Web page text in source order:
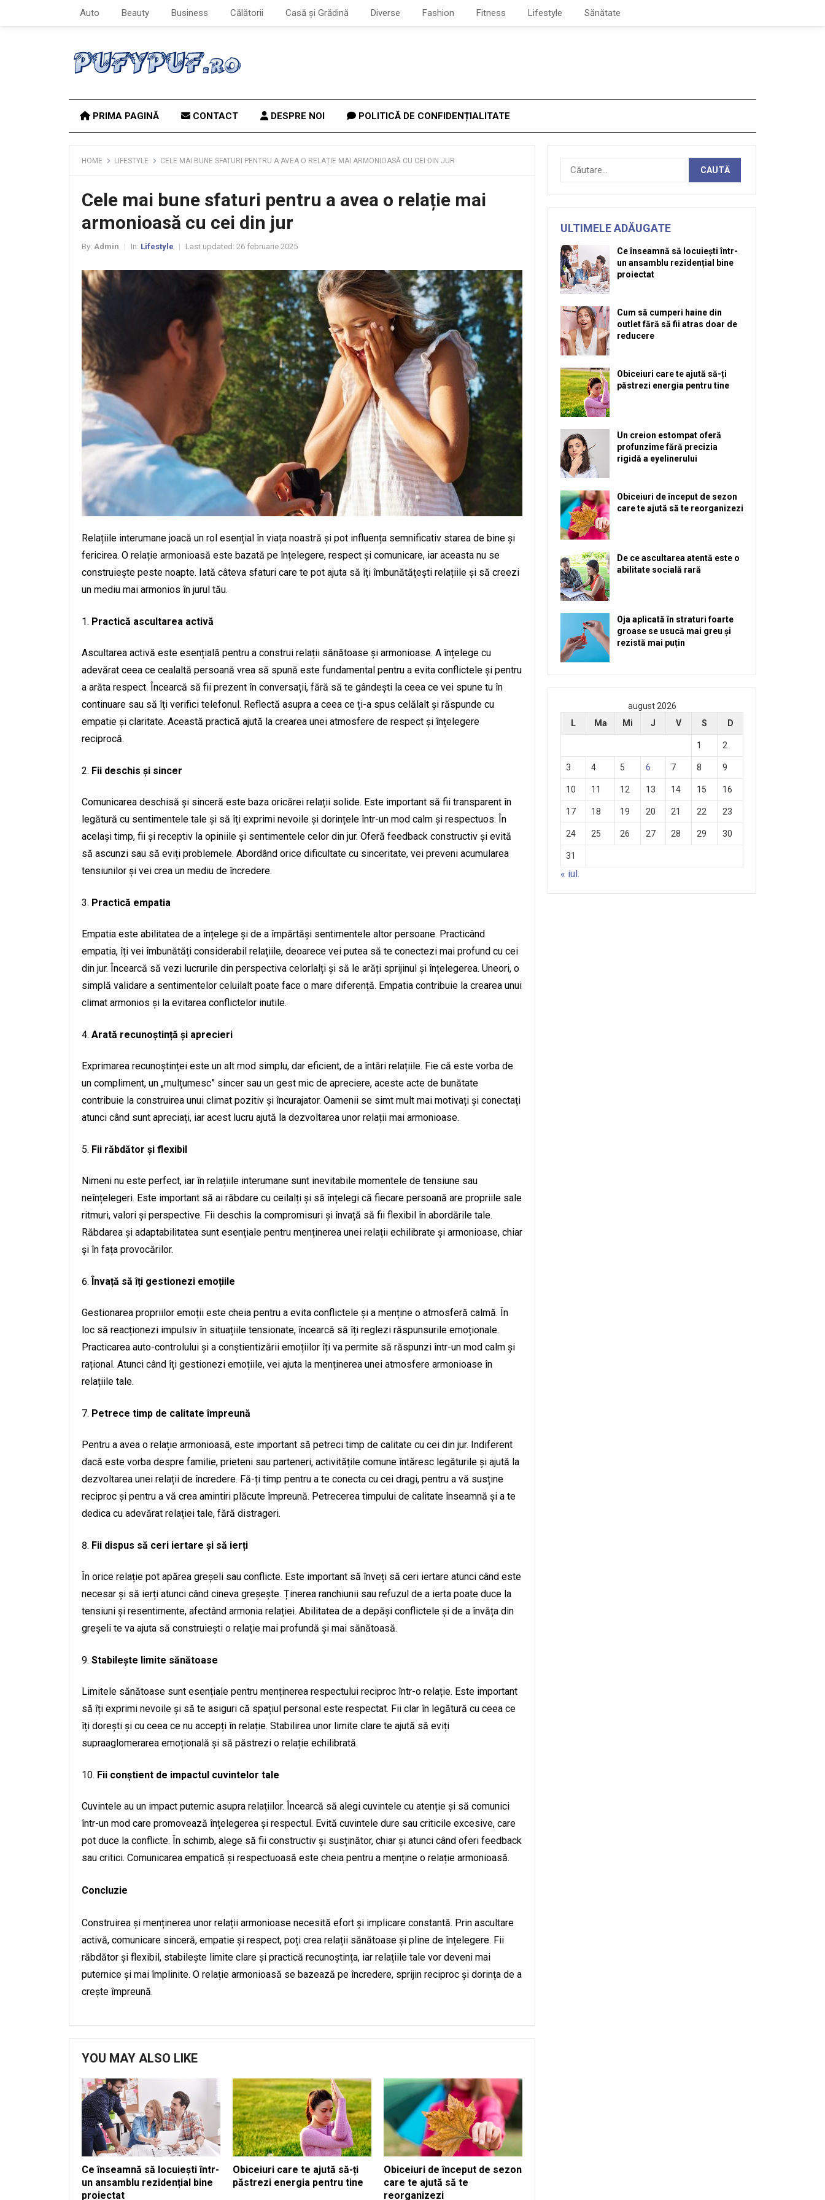
Auto Beauty Business Călătorii Casă și Grădină Diverse Fashion Fitness Lifestyle Sănătate
PRIMA PAGINĂ CONTACT DESPRE NOI POLITICĂ DE CONFIDENȚIALITATE
HOME LIFESTYLE CELE MAI BUNE SFATURI PENTRU A AVEA O RELAȚIE MAI ARMONIOASĂ CU CEI DIN JUR
Cele mai bune sfaturi pentru a avea o relație mai
armonioasă cu cei din jur
By: Admin In: Lifestyle Last updated: 26 februarie 2025
Relațiile interumane joacă un rol esențial în viața noastră și pot influența semnificativ starea de bine și
fericirea. O relație armonioasă este bazată pe înțelegere, respect și comunicare, iar aceasta nu se
construiește peste noapte. Iată câteva sfaturi care te pot ajuta să îți îmbunătățești relațiile și să creezi
un mediu mai armonios în jurul tău.
Practică ascultarea activă
Ascultarea activă este esențială pentru a construi relații sănătoase și armonioase. A înțelege cu
adevărat ceea ce cealaltă persoană vrea să spună este fundamental pentru a evita conflictele și pentru
a arăta respect. Încearcă să fii prezent în conversații, fără să te gândești la ceea ce vei spune tu în
continuare sau să îți verifici telefonul. Reflectă asupra a ceea ce ți-a spus celălalt și răspunde cu
empatie și claritate. Această practică ajută la crearea unei atmosfere de respect și înțelegere
reciprocă.
Fii deschis și sincer
Comunicarea deschisă și sinceră este baza oricărei relații solide. Este important să fii transparent în
legătură cu sentimentele tale și să îți exprimi nevoile și dorințele într-un mod calm și respectuos. În
același timp, fii și receptiv la opiniile și sentimentele celor din jur. Oferă feedback constructiv și evită
să ascunzi sau să eviți problemele. Abordând orice dificultate cu sinceritate, vei preveni acumularea
tensiunilor și vei crea un mediu de încredere.
Practică empatia
Empatia este abilitatea de a înțelege și de a împărtăși sentimentele altor persoane. Practicând
empatia, îți vei îmbunătăți considerabil relațiile, deoarece vei putea să te conectezi mai profund cu cei
din jur. Încearcă să vezi lucrurile din perspectiva celorlalți și să le arăți sprijinul și înțelegerea. Uneori, o
simplă validare a sentimentelor celuilalt poate face o mare diferență. Empatia contribuie la crearea unui
climat armonios și la evitarea conflictelor inutile.
Arată recunoștință și aprecieri
Exprimarea recunoștinței este un alt mod simplu, dar eficient, de a întări relațiile. Fie că este vorba de
un compliment, un „mulțumesc” sincer sau un gest mic de apreciere, aceste acte de bunătate
contribuie la construirea unui climat pozitiv și încurajator. Oamenii se simt mult mai motivați și conectați
atunci când sunt apreciați, iar acest lucru ajută la dezvoltarea unor relații mai armonioase.
Fii răbdător și flexibil
Nimeni nu este perfect, iar în relațiile interumane sunt inevitabile momentele de tensiune sau
neînțelegeri. Este important să ai răbdare cu ceilalți și să înțelegi că fiecare persoană are propriile sale
ritmuri, valori și perspective. Fii deschis la compromisuri și învață să fii flexibil în abordările tale.
Răbdarea și adaptabilitatea sunt esențiale pentru menținerea unei relații echilibrate și armonioase, chiar
și în fața provocărilor.
Învață să îți gestionezi emoțiile
Gestionarea propriilor emoții este cheia pentru a evita conflictele și a menține o atmosferă calmă. În
loc să reacționezi impulsiv în situațiile tensionate, încearcă să îți reglezi răspunsurile emoționale.
Practicarea auto-controlului și a conștientizării emoțiilor îți va permite să răspunzi într-un mod calm și
rațional. Atunci când îți gestionezi emoțiile, vei ajuta la menținerea unei atmosfere armonioase în
relațiile tale.
Petrece timp de calitate împreună
Pentru a avea o relație armonioasă, este important să petreci timp de calitate cu cei din jur. Indiferent
dacă este vorba despre familie, prieteni sau parteneri, activitățile comune întăresc legăturile și ajută la
dezvoltarea unei relații de încredere. Fă-ți timp pentru a te conecta cu cei dragi, pentru a vă susține
reciproc și pentru a vă crea amintiri plăcute împreună. Petrecerea timpului de calitate înseamnă și a te
dedica cu adevărat relației tale, fără distrageri.
Fii dispus să ceri iertare și să ierți
În orice relație pot apărea greșeli sau conflicte. Este important să înveți să ceri iertare atunci când este
necesar și să ierți atunci când cineva greșește. Ținerea ranchiunii sau refuzul de a ierta poate duce la
tensiuni și resentimente, afectând armonia relației. Abilitatea de a depăși conflictele și de a învăța din
greșeli te va ajuta să construiești o relație mai profundă și mai sănătoasă.
Stabilește limite sănătoase
Limitele sănătoase sunt esențiale pentru menținerea respectului reciproc într-o relație. Este important
să îți exprimi nevoile și să te asiguri că spațiul personal este respectat. Fii clar în legătură cu ceea ce
îți dorești și cu ceea ce nu accepți în relație. Stabilirea unor limite clare te ajută să eviți
supraaglomerarea emoțională și să păstrezi o relație echilibrată.
Fii conștient de impactul cuvintelor tale
Cuvintele au un impact puternic asupra relațiilor. Încearcă să alegi cuvintele cu atenție și să comunici
într-un mod care promovează înțelegerea și respectul. Evită cuvintele dure sau criticile excesive, care
pot duce la conflicte. În schimb, alege să fii constructiv și susținător, chiar și atunci când oferi feedback
sau critici. Comunicarea empatică și respectuoasă este cheia pentru a menține o relație armonioasă.
Concluzie
Construirea și menținerea unor relații armonioase necesită efort și implicare constantă. Prin ascultare
activă, comunicare sinceră, empatie și respect, poți crea relații sănătoase și pline de înțelegere. Fii
răbdător și flexibil, stabilește limite clare și practică recunoștința, iar relațiile tale vor deveni mai
puternice și mai împlinite. O relație armonioasă se bazează pe încredere, sprijin reciproc și dorința de a
crește împreună.
YOU MAY ALSO LIKE
Ce înseamnă să locuiești într-
un ansamblu rezidențial bine
proiectat
Obiceiuri care te ajută să-ți
păstrezi energia pentru tine
Obiceiuri de început de sezon
care te ajută să te
reorganizezi
Caută
după:
ULTIMELE ADĂUGATE
Ce înseamnă să locuiești într-
un ansamblu rezidențial bine
proiectat
Cum să cumperi haine din
outlet fără să fii atras doar de
reducere
Obiceiuri care te ajută să-ți
păstrezi energia pentru tine
Un creion estompat oferă
profunzime fără precizia
rigidă a eyelinerului
Obiceiuri de început de sezon
care te ajută să te reorganizezi
De ce ascultarea atentă este o
abilitate socială rară
Oja aplicată în straturi foarte
groase se usucă mai greu și
rezistă mai puțin
august 2026
L
Ma Mi J V S D
1 2
3 4 5 6 7 8 9
10 11 12 13 14 15 16
17 18 19 20 21 22 23
24 25 26 27 28 29 30
31
« iul.